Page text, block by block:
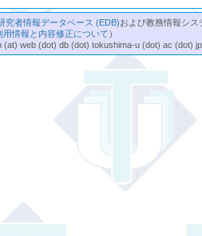
究者情報データベース (EDB)および教務情報シ
用情報と内容修正について ）
web (dot) db (dot) tokushima-u (dot) ac (dot)